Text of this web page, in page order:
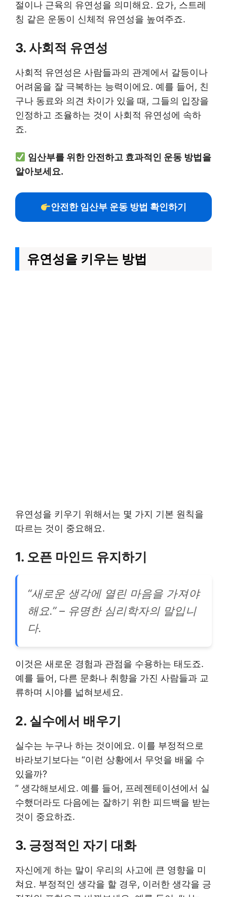
절이나 근육의 유연성을 의미해요. 요가, 스트레
칭 같은 운동이 신체적 유연성을 높여주죠.
3. 사회적 유연성
사회적 유연성은 사람들과의 관계에서 갈등이나
어려움을 잘 극복하는 능력이에요. 예를 들어, 친
구나 동료와 의견 차이가 있을 때, 그들의 입장을
인정하고 조율하는 것이 사회적 유연성에 속하
죠.
임산부를 위한 안전하고 효과적인 운동 방법을
알아보세요.
안전한 임산부 운동 방법 확인하기
유연성을 키우는 방법
유연성을 키우기 위해서는 몇 가지 기본 원칙을
따르는 것이 중요해요.
1. 오픈 마인드 유지하기
“새로운 생각에 열린 마음을 가져야
해요.” – 유명한 심리학자의 말입니
다.
이것은 새로운 경험과 관점을 수용하는 태도죠.
예를 들어, 다른 문화나 취향을 가진 사람들과 교
류하며 시야를 넓혀보세요.
2. 실수에서 배우기
실수는 누구나 하는 것이에요. 이를 부정적으로
바라보기보다는 “이런 상황에서 무엇을 배울 수
있을까?
” 생각해보세요. 예를 들어, 프레젠테이션에서 실
수했더라도 다음에는 잘하기 위한 피드백을 받는
것이 중요하죠.
3. 긍정적인 자기 대화
자신에게 하는 말이 우리의 사고에 큰 영향을 미
쳐요. 부정적인 생각을 할 경우, 이러한 생각을 긍